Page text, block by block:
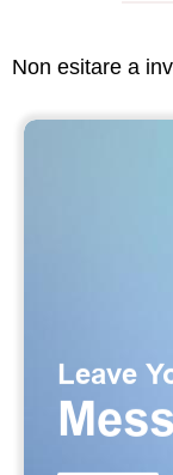
Non esitare a